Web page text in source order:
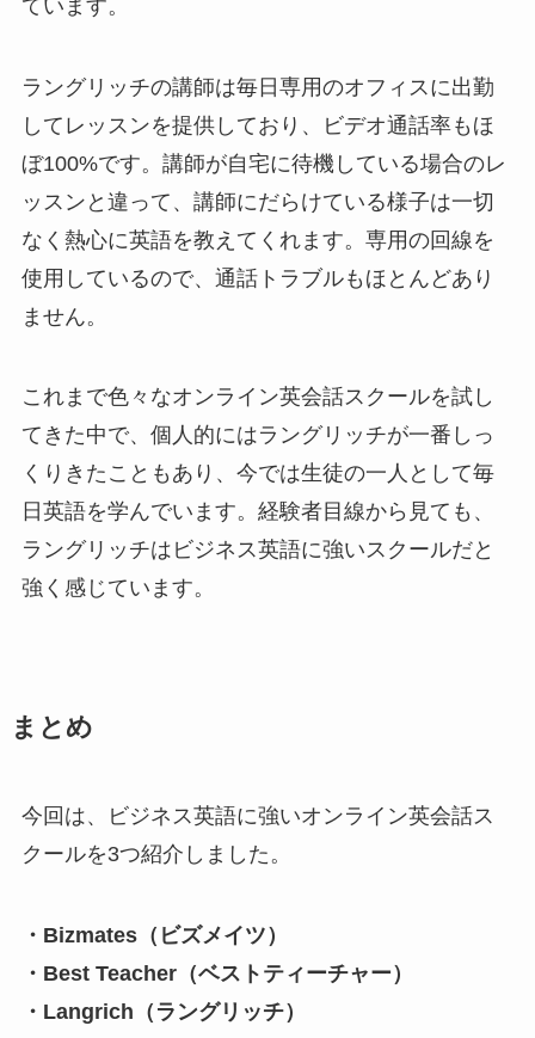
ています。
ラングリッチの講師は毎日専用のオフィスに出勤
してレッスンを提供しており、ビデオ通話率もほ
ぼ100%です。講師が自宅に待機している場合のレ
ッスンと違って、講師にだらけている様子は一切
なく熱心に英語を教えてくれます。専用の回線を
使用しているので、通話トラブルもほとんどあり
ません。
これまで色々なオンライン英会話スクールを試し
てきた中で、個人的にはラングリッチが一番しっ
くりきたこともあり、今では生徒の一人として毎
日英語を学んでいます。経験者目線から見ても、
ラングリッチはビジネス英語に強いスクールだと
強く感じています。
まとめ
今回は、ビジネス英語に強いオンライン英会話ス
クールを3つ紹介しました。
・Bizmates（ビズメイツ）
・Best Teacher（ベストティーチャー）
・Langrich（ラングリッチ）